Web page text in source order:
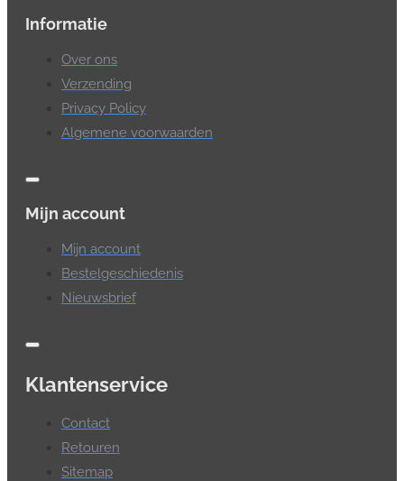
Informatie
Over ons
Verzending
Privacy Policy
Algemene voorwaarden
Mijn account
Mijn account
Bestelgeschiedenis
Nieuwsbrief
Klantenservice
Contact
Retouren
Sitemap